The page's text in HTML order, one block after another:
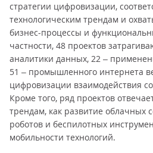
стратегии цифровизации,
технологическим трендам и
бизнес-процессы и
частности, 48 проектов
аналитики данных, 22 –
51 – промышленного интернета
цифровизации взаимодействия
Кроме того, ряд проектов
трендам, как развитие облачных
роботов и беспилотных
мобильности технологий.